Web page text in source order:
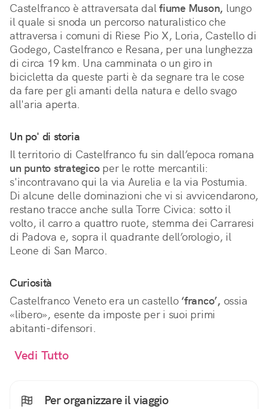
Castelfranco è attraversata dalfiume Muson, lungo
il quale si snoda un percorso naturalistico che
attraversa i comuni di Riese Pio X, Loria, Castello di
Godego, Castelfranco e Resana, per una lunghezza
di circa 19 km. Una camminata o un giro in
bicicletta da queste parti è da segnare tra le cose
da fare per gli amanti della natura e dello svago
all'aria aperta.
Un po' di storia
Il territorio di Castelfranco fu sin dall’epoca romana
un punto strategicoper le rotte mercantili:
s'incontravano qui la via Aurelia e la via Postumia.
Di alcune delle dominazioni che vi si avvicendarono,
restano tracce anche sulla Torre Civica: sotto il
volto, il carro a quattro ruote, stemma dei Carraresi
di Padova e, sopra il quadrante dell’orologio, il
Leone di San Marco.
Curiosità
Castelfranco Veneto era un castello‘franco’, ossia
«libero», esente da imposte per i suoi primi
abitanti-difensori.
Vedi Tutto
Per organizzare il viaggio